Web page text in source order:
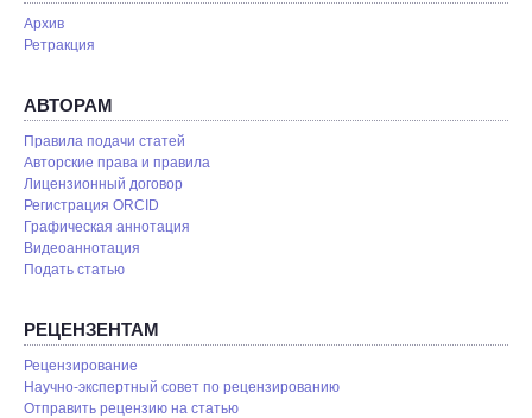
Архив
Ретракция
АВТОРАМ
Правила подачи статей
Авторские права и правила
Лицензионный договор
Регистрация ORCID
Графическая аннотация
Видеоаннотация
Подать статью
РЕЦЕНЗЕНТАМ
Рецензирование
Научно-экспертный совет по рецензированию
Отправить рецензию на статью